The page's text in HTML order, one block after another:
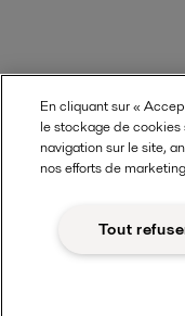
En cliquant sur «
le stockage de
navigation sur le site,
nos efforts de
Tout